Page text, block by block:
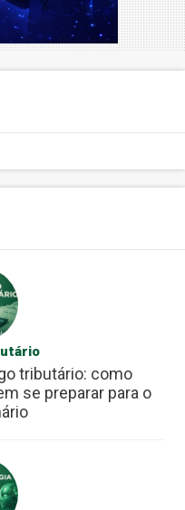
tributário: como
se preparar para o